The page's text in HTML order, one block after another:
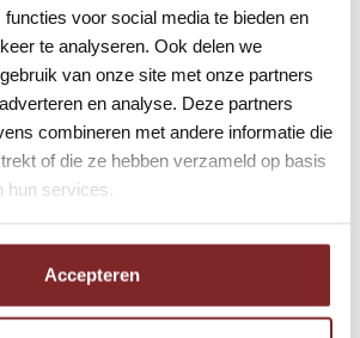
voor social media te bieden en
te analyseren. Ook delen we
van onze site met onze partners
en analyse. Deze partners
combineren met andere informatie die
of die ze hebben verzameld op basis
hun services.
Accepteren
uitgenodigd voor een
sollicitatiegesprek